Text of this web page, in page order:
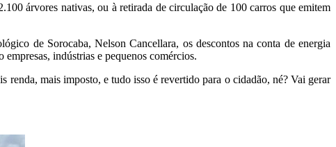
árvores nativas, ou à retirada de circulação de 100 carros que emitem
de Sorocaba, Nelson Cancellara, os descontos na conta de energia
indústrias e pequenos comércios.
renda, mais imposto, e tudo isso é revertido para o cidadão, né? Vai gerar